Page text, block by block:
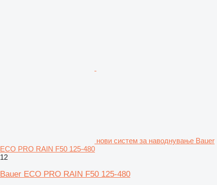
нови систем за наводнување Bauer
ECO PRO RAIN F50 125-480
12
Bauer ECO PRO RAIN F50 125-480